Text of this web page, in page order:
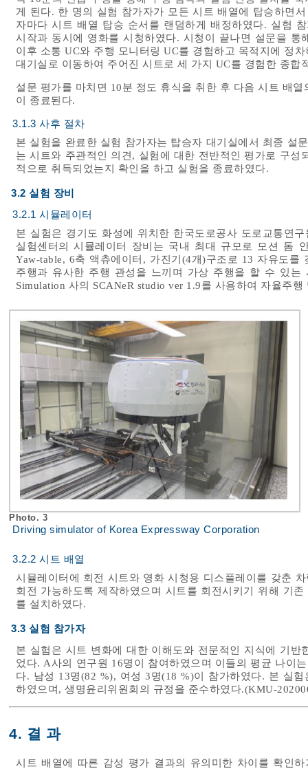
게 된다. 한 명의 실험 참가자가 모든 시트 배열에 탑승하면
자마다 시트 배열 탑승 순서를 랜덤하게 배정하였다. 실험
시작과 동시에 영화를 시청하였다. 시청이 끝나면 설문을
이후 소통 UC와 주행 모니터링 UC를 경험하고 목적지에 정
대기실로 이동하여 주어진 시트로 세 가지 UC를 경험한 종합
설문 평가를 마치면 10분 정도 휴식을 취한 후 다음 시트 배
이 종료된다.
3.1.3 사후 절차
본 실험을 완료한 실험 참가자는 탑승자 대기실에서 최종 설
는 시트와 주관적인 의견, 실험에 대한 전반적인 평가로 구
적으로 취득되었는지 확인을 하고 실험을 종료하였다.
3.2 실험 장비
3.2.1 시뮬레이터
본 실험은 경기도 화성에 위치한 한국도로공사 도로교통연
실험센터의 시뮬레이터 장비는 국내 최대 규모로 모션 돔
Yaw-table, 6축 액츄에이터, 가진기(4개)구조로 13 자유도
주행과 유사한 주행 관성을 느끼며 가상 주행을 할 수 있는
Simulation 사의 SCANeR studio ver 1.9를 사용하여 자율주
Photo. 3
Driving simulator of Korea Expressway Corporation
3.2.2 시트 배열
시뮬레이터에 회전 시트와 영화 시청용 디스플레이를 갖춘
회전 가능하도록 제작하였으며 시트를 회전시키기 위해 기
를 설치하였다.
3.3 실험 참가자
본 실험은 시트 변화에 대한 이해도와 전문적인 지식에 기
었다. A사의 연구원 16명이 참여하였으며 이들의 평균 나이
다. 남성 13명(82 %), 여성 3명(18 %)이 참가하였다. 본 실
하였으며, 생명윤리위원회의 규정을 준수하였다.(KMU-
4. 결 과
시트 배열에 따른 감성 평가 결과의 유의미한 차이를 확인